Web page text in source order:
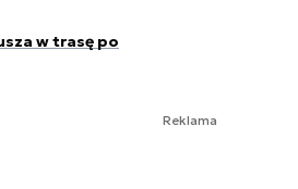
w trasę po
Reklama